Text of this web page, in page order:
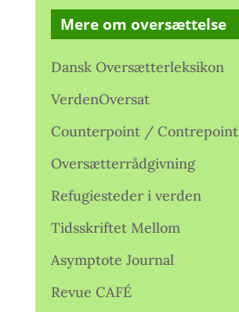
Mere om oversættelse
Dansk Oversætterleksikon
VerdenOversat
Counterpoint / Contrepoint
Oversætterrådgivning
Refugiesteder i verden
Tidsskriftet Mellom
Asymptote Journal
Revue CAFÉ